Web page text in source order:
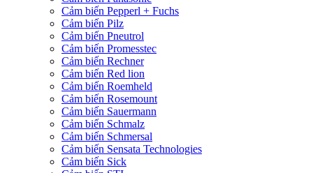
Cảm biến Pepperl + Fuchs
Cảm biến Pilz
Cảm biến Pneutrol
Cảm biến Promesstec
Cảm biến Rechner
Cảm biến Red lion
Cảm biến Roemheld
Cảm biến Rosemount
Cảm biến Sauermann
Cảm biến Schmalz
Cảm biến Schmersal
Cảm biến Sensata Technologies
Cảm biến Sick